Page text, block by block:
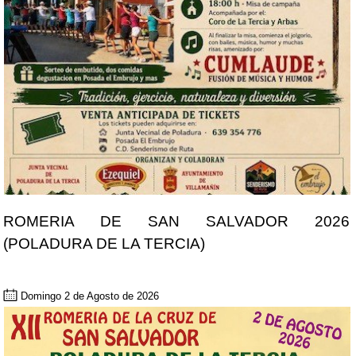
ROMERIA DE SAN SALVADOR 2026
(POLADURA DE LA TERCIA)
Domingo 2 de Agosto de 2026